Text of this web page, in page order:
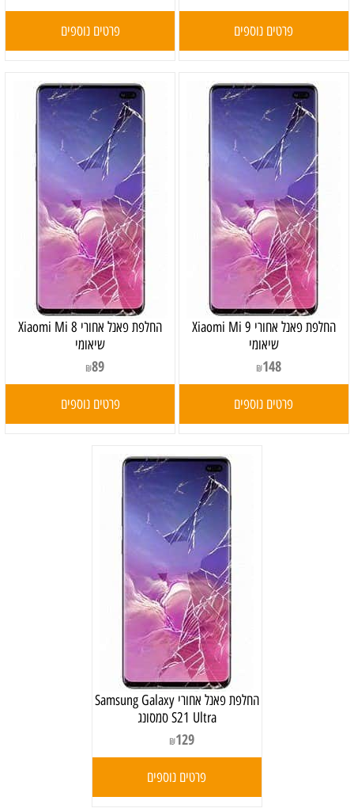
פרטים נוספים פרטים נוספים
‏החלפת פאנל אחורי Xiaomi Mi 9
שיאומי
₪148
פרטים נוספים
‏החלפת פאנל אחורי Xiaomi Mi 8
שיאומי
₪89
פרטים נוספים
‏החלפת פאנל אחורי Samsung Galaxy
S21 Ultra סמסונג
₪129
פרטים נוספים